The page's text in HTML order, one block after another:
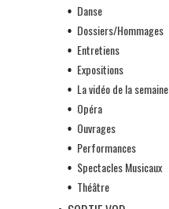
Danse
Dossiers/Hommages
Entretiens
Expositions
La vidéo de la semaine
Opéra
Ouvrages
Performances
Spectacles Musicaux
Théâtre